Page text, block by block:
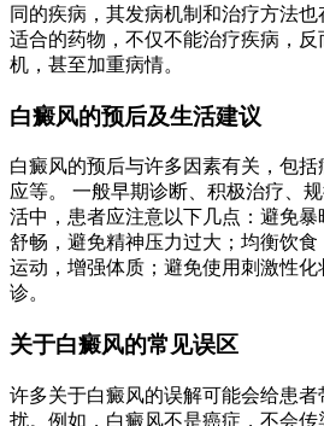
同的疾病，其发病机制和治疗方法
适合的药物，不仅不能治疗疾病，
机，甚至加重病情。
白癜风的预后及生活建议
白癜风的预后与许多因素有关，包
应等。 一般早期诊断、积极治疗、
活中，患者应注意以下几点：避免
舒畅，避免精神压力过大；均衡饮
运动，增强体质；避免使用刺激性
诊。
关于白癜风的常见误区
许多关于白癜风的误解可能会给患者
扰。例如，白癜风不是癌症，不会